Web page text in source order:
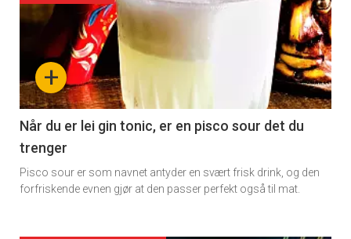
akkurat
nå
-
2
+
Når du er lei gin tonic, er en pisco sour det du
trenger
Pisco sour er som navnet antyder en svært frisk drink, og den
forfriskende evnen gjør at den passer perfekt også til mat.